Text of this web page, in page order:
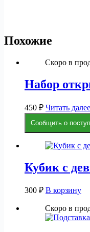
Похожие
Скоро в
Набор
450 ₽ Читать далее
Сообщить о
Кубик с
300 ₽ В корзину
Скоро в